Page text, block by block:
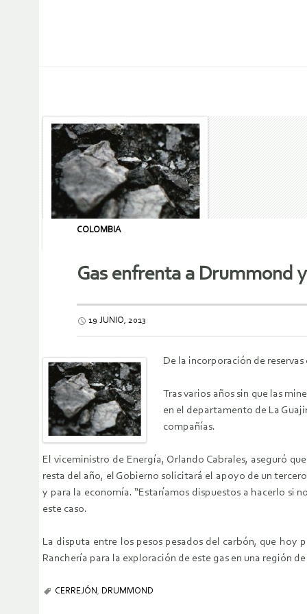
COLOMBIA
Gas enfrenta a Drummond
19 JUNIO, 2013
De la incorporación de
Tras varios años sin que las
en el departamento de La
compañías.
El viceministro de Energía, Orlando Cabrales, aseguró
resta del año, el Gobierno solicitará el apoyo de un
y para la economía. “Estaríamos dispuestos a hacerlo si
este caso.
La disputa entre los pesos pesados del carbón, que
Ranchería para la exploración de este gas en una región
CERREJÓN , DRUMMOND